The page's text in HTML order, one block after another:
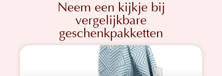
Neem een kijkje bij
vergelijkbare
geschenkpakketten